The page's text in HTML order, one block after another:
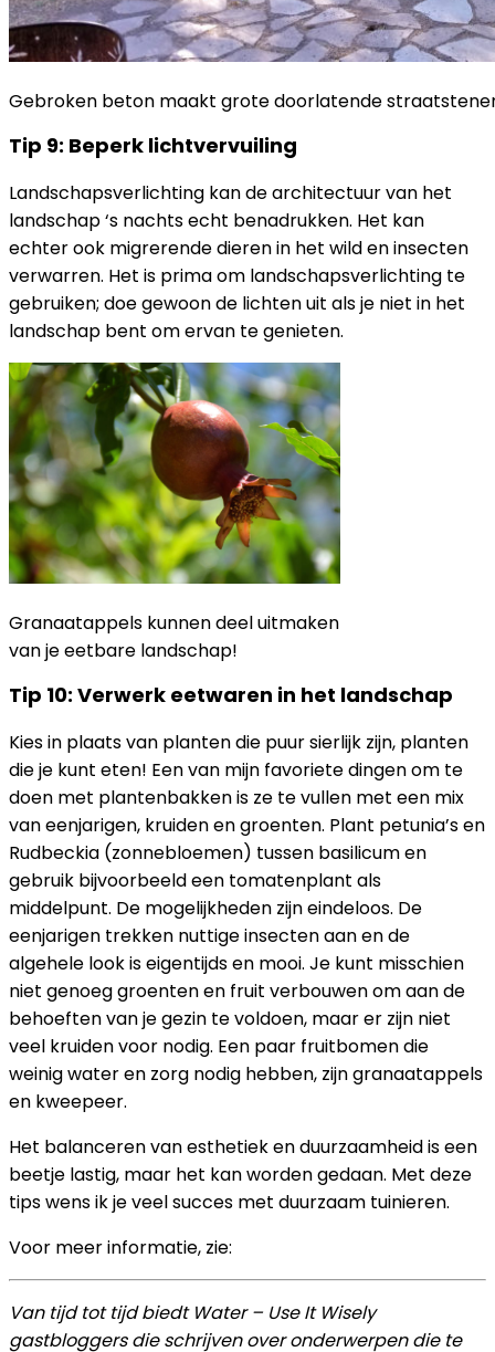
Gebroken beton maakt grote doorlatende
Tip 9: Beperk lichtvervuiling
Landschapsverlichting kan de architectuur van het
landschap ‘s nachts echt benadrukken. Het kan
echter ook migrerende dieren in het wild en insecten
verwarren. Het is prima om landschapsverlichting te
gebruiken; doe gewoon de lichten uit als je niet in het
landschap bent om ervan te genieten.
Granaatappels kunnen deel uitmaken
van je eetbare landschap!
Tip 10: Verwerk eetwaren in het landschap
Kies in plaats van planten die puur sierlijk zijn, planten
die je kunt eten! Een van mijn favoriete dingen om te
doen met plantenbakken is ze te vullen met een mix
van eenjarigen, kruiden en groenten. Plant petunia’s en
Rudbeckia (zonnebloemen) tussen basilicum en
gebruik bijvoorbeeld een tomatenplant als
middelpunt. De mogelijkheden zijn eindeloos. De
eenjarigen trekken nuttige insecten aan en de
algehele look is eigentijds en mooi. Je kunt misschien
niet genoeg groenten en fruit verbouwen om aan de
behoeften van je gezin te voldoen, maar er zijn niet
veel kruiden voor nodig. Een paar fruitbomen die
weinig water en zorg nodig hebben, zijn granaatappels
en kweepeer.
Het balanceren van esthetiek en duurzaamheid is een
beetje lastig, maar het kan worden gedaan. Met deze
tips wens ik je veel succes met duurzaam tuinieren.
Voor meer informatie, zie:
Van tijd tot tijd biedt Water – Use It Wisely
gastbloggers die schrijven over onderwerpen die te